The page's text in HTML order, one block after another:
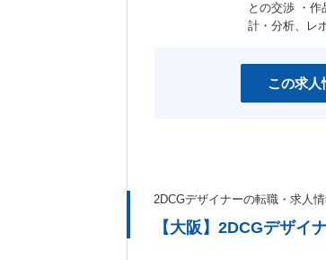
との交渉 ・
計・分析、レ
この求人
2DCGデザイナーの転職・求人
【大阪】2DCGデザイ